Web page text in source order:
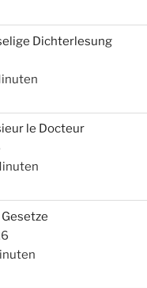
Dichterlesung
le Docteur